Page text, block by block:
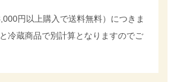
円以上購入で送料無料）につきま
冷蔵商品で別計算となりますのでご